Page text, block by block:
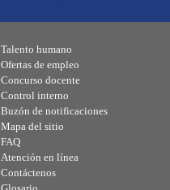
Talento humano
Ofertas de empleo
Concurso docente
Control interno
Buzón de notificaciones
Mapa del sitio
FAQ
Atención en línea
Contáctenos